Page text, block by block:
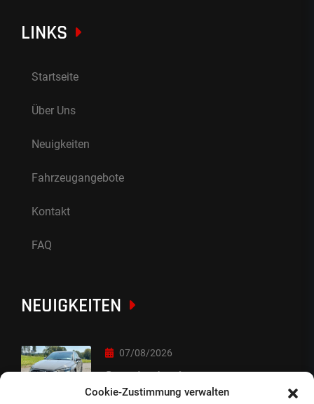
Cookie-Zustimmung verwalten
LINKS
Startseite
Über Uns
Neuigkeiten
Fahrzeugangebote
Kontakt
FAQ
NEUIGKEITEN
07/08/2026
Sorry Leute :-)